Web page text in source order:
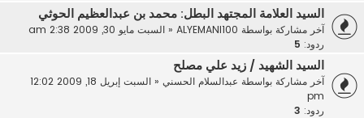
السيد العلامة المجتهد البطل: محمد بن عبدالعظيم الحوثي
آخر مشاركة بواسطة ALYEMANI100
« السبت مايو 30, 2009 2:38 am
ردود: 5
السيد الشهيد / زيد علي مصلح
آخر مشاركة بواسطة عبدالسلام الحسني «
السبت إبريل 18, 2009 12:02
pm
ردود: 3